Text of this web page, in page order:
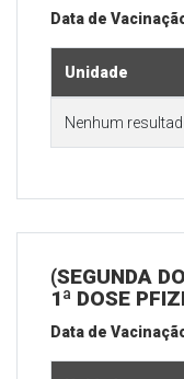
Data de
Unidade
Nenhum
(SEGUNDA
1ª DOSE
Data de